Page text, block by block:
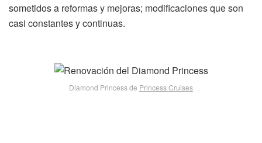
sometidos a reformas y mejoras; modificaciones que son
casi constantes y continuas.
Diamond Princess de Princess Cruises